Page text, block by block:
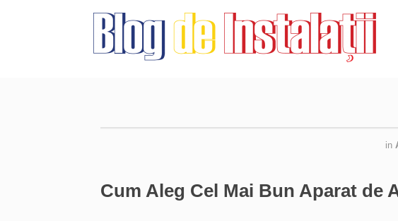
in
Cum Aleg Cel Mai Bun Aparat de